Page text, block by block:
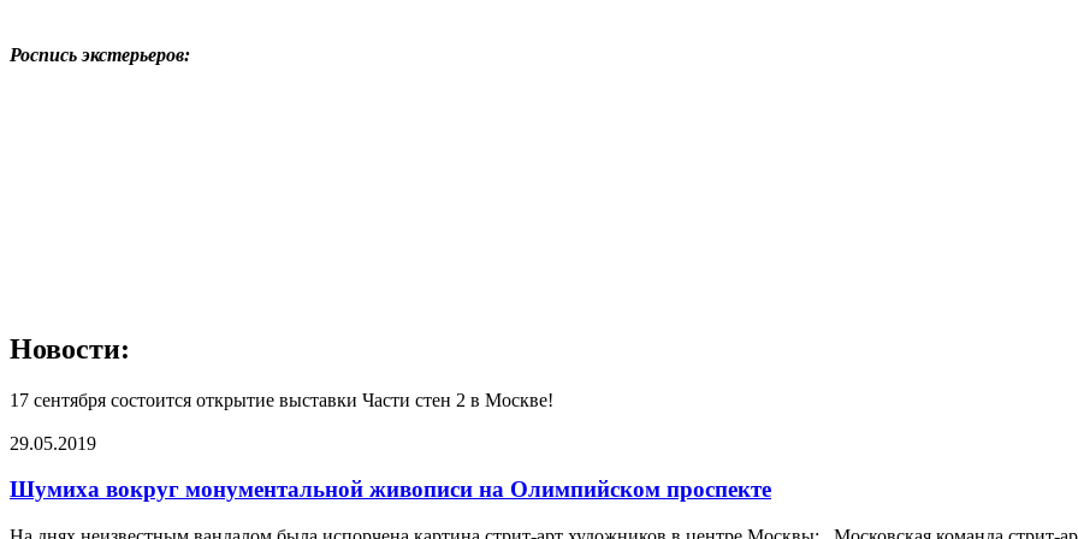
Роспись экстерьеров:
Новости:
17 сентября состоится открытие выставки Части стен 2 в Москве!
29.05.2019
Шумиха вокруг монументальной живописи на Олимпийском проспекте